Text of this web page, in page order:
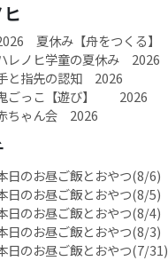
夏休み【舟をつくる】
レノヒ学童の夏休み 2026
と指先の認知 2026
ごっこ【遊び】 2026
ちゃん会 2026
日のお昼ご飯とおやつ(8/6)
日のお昼ご飯とおやつ(8/5)
日のお昼ご飯とおやつ(8/4)
日のお昼ご飯とおやつ(8/3)
日のお昼ご飯とおやつ(7/31)